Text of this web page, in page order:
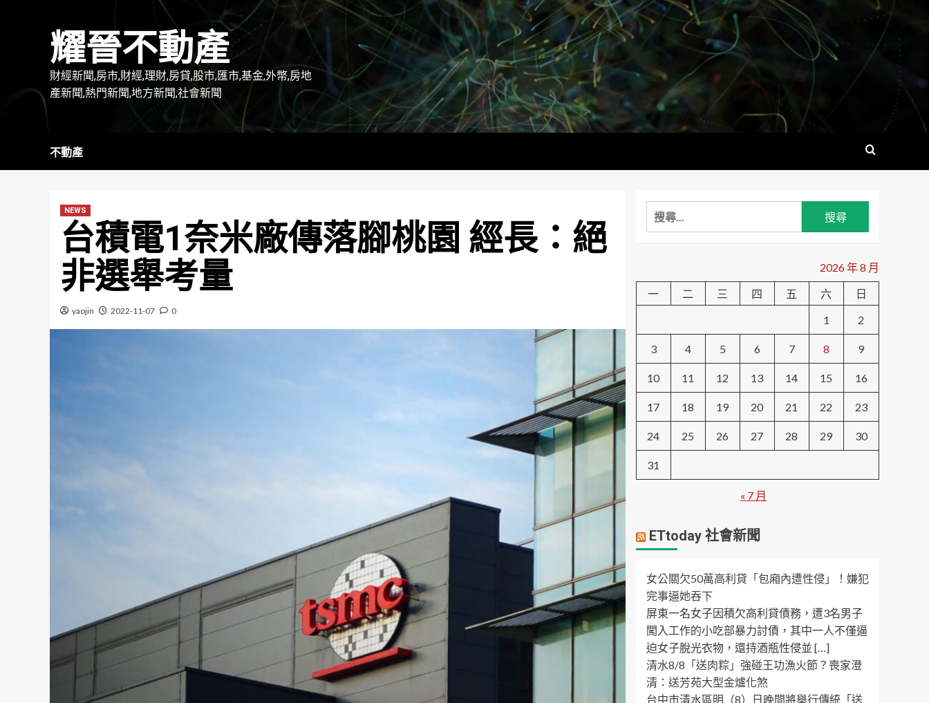
耀晉不動產
財經新聞,房市,財經,理財,房貸,股市,匯市,基金,外幣,房地
產新聞,熱門新聞,地方新聞,社會新聞
不動產
NEWS
台積電1奈米廠傳落腳桃園 經長：絕
非選舉考量
yaojin 2022-11-07 0
搜
尋
字:
2026 年 8 月
一
二 三 四 五 六
日
1
2
3 4 5 6 7 8 9
10 11 12 13 14 15 16
17 18 19 20 21 22 23
24 25 26 27 28 29 30
31
« 7 月
ETtoday 社會新聞
女公關欠50萬高利貸「包廂內遭性侵」！嫌犯
完事逼她吞下
屏東一名女子因積欠高利貸債務，遭3名男子
闖入工作的小吃部暴力討債，其中一人不僅逼
迫女子脫光衣物，還持酒瓶性侵並 […]
清水8/8「送肉粽」強碰王功漁火節？喪家澄
清：送芳苑大型金爐化煞
台中市清水區明（8）日晚間將舉行傳統「送